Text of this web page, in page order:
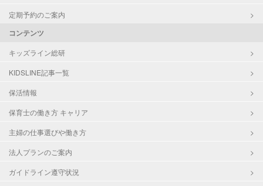
定期予約のご案内
コンテンツ
キッズライン総研
KIDSLINE記事一覧
保活情報
保育士の働き方 キャリア
主婦の仕事選びや働き方
法人プランのご案内
ガイドライン遵守状況